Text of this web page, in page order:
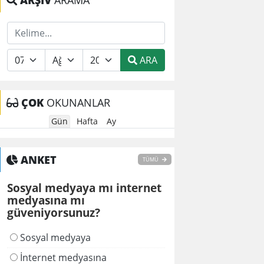
ARA
ÇOKOKUNANLAR
Gün Hafta Ay
ANKET TÜMÜ
Sosyal medyaya mı internet
medyasına mı
güveniyorsunuz?
Sosyal medyaya
İnternet medyasına